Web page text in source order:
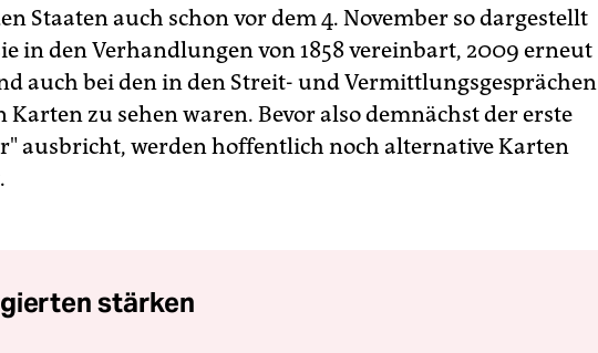
Staaten auch schon vor dem 4. November so dargestellt
in den Verhandlungen von 1858 vereinbart, 2009 erneut
auch bei den in den Streit- und Vermittlungsgesprächen
Karten zu sehen waren. Bevor also demnächst der erste
ausbricht, werden hoffentlich noch alternative Karten
stärken